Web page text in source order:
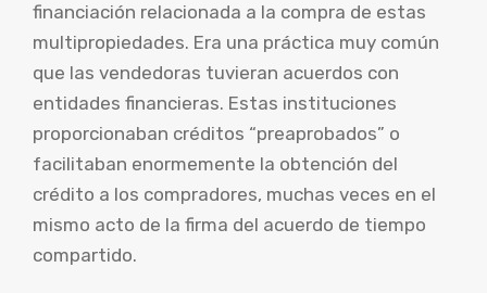
financiación relacionada a la compra de estas
multipropiedades. Era una práctica muy común
que las vendedoras tuvieran acuerdos con
entidades financieras. Estas instituciones
proporcionaban créditos “preaprobados” o
facilitaban enormemente la obtención del
crédito a los compradores, muchas veces en el
mismo acto de la firma del acuerdo de tiempo
compartido.